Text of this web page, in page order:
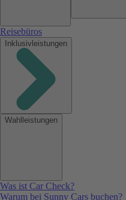
Reisebüros
Inklusivleistungen
Wahlleistungen
Was ist Car Check?
Warum bei Sunny Cars buchen?